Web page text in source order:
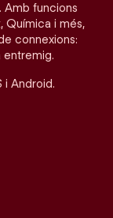
Amb funcions
Química i més,
connexions:
entremig.
i Android.